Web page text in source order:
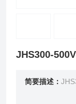
JHS300-
简要描述：